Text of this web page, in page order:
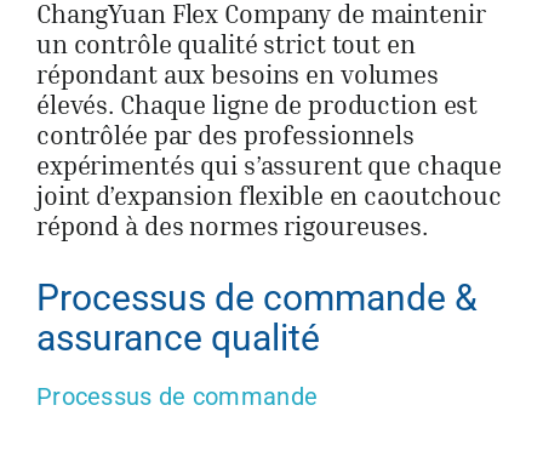
ChangYuan Flex Company de maintenir
un contrôle qualité strict tout en
répondant aux besoins en volumes
élevés. Chaque ligne de production est
contrôlée par des professionnels
expérimentés qui s’assurent que chaque
joint d’expansion flexible en caoutchouc
répond à des normes rigoureuses.
Processus de commande &
assurance qualité
Processus de commande